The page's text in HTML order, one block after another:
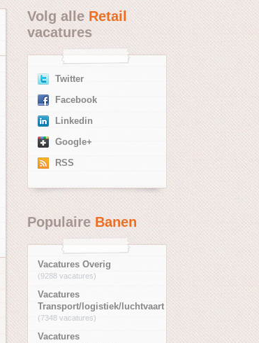
Volg alleRetail
vacatures
Twitter
Facebook
Linkedin
Google+
RSS
PopulaireBanen
Vacatures Overig
(9288 vacatures)
Vacatures
Transport/logistiek/luchtvaart
(7348 vacatures)
Vacatures